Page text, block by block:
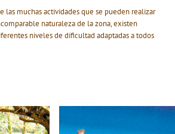
las muchas actividades que se pueden realizar
naturaleza de la zona, existen
niveles de dificultad adaptadas a todos